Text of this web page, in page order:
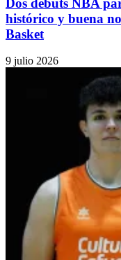
Dos debuts NBA
histórico y buena
Basket
9 julio 2026